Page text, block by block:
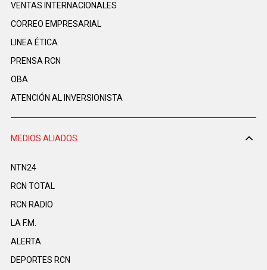
VENTAS INTERNACIONALES
CORREO EMPRESARIAL
LINEA ÉTICA
PRENSA RCN
OBA
ATENCIÓN AL INVERSIONISTA
MEDIOS ALIADOS
NTN24
RCN TOTAL
RCN RADIO
LA F.M.
ALERTA
DEPORTES RCN